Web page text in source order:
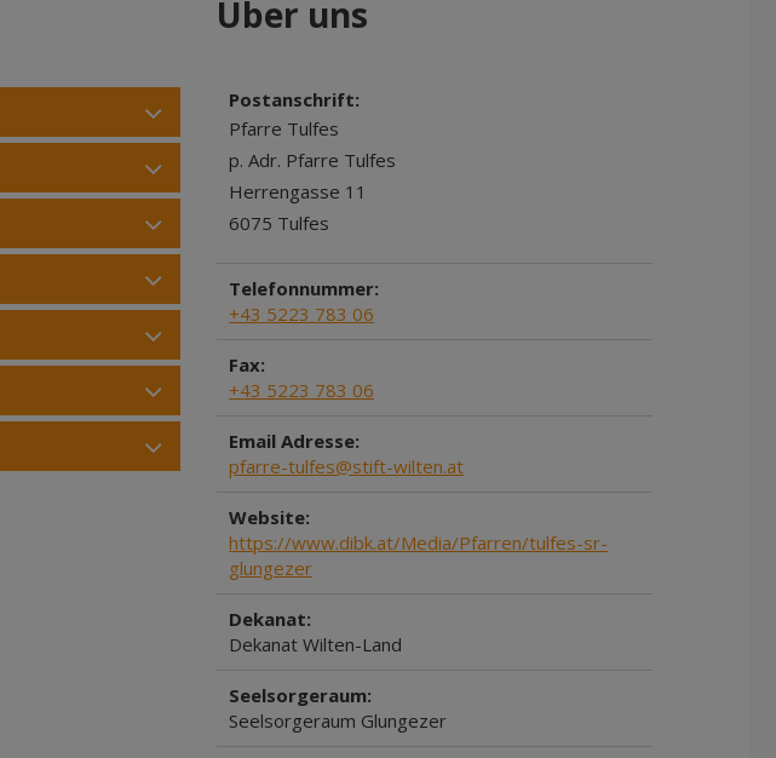
Über uns
Postanschrift:
Pfarre Tulfes
p. Adr. Pfarre Tulfes
Herrengasse 11
6075 Tulfes
Telefonnummer:
+43 5223 783 06
Fax:
+43 5223 783 06
Email Adresse:
pfarre-tulfes@stift-wilten.at
Website:
https://www.dibk.at/Media/Pfarren/tulfes-sr-
glungezer
Dekanat:
Dekanat Wilten-Land
Seelsorgeraum:
Seelsorgeraum Glungezer